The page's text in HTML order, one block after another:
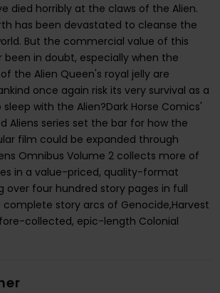
died horribly at the claws of the Alien.
has been devastated to cleanse the
But the commercial value of this
been in doubt, especially when the
the Alien Queen's royal jelly are
once again risk its very survival as a
with the Alien?Dark Horse Comics'
Aliens series set the bar for how the
film could be expanded through
Omnibus Volume 2 collects more of
in a value-priced, quality-format
over four hundred story pages in full
complete story arcs of Genocide,Harvest
collected, epic-length Colonial